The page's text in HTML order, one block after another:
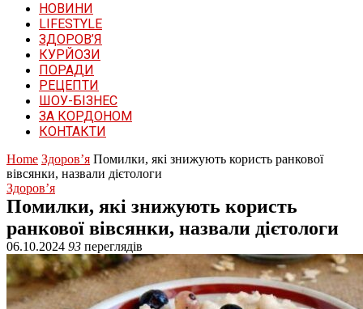
НОВИНИ
LIFESTYLE
ЗДОРОВ’Я
КУРЙОЗИ
ПОРАДИ
РЕЦЕПТИ
ШОУ-БІЗНЕС
ЗА КОРДОНОМ
КОНТАКТИ
Home Здоров’я Помилки, які знижують користь ранкової
вівсянки, назвали дієтологи
Здоров’я
Помилки, які знижують користь
ранкової вівсянки, назвали дієтологи
06.10.2024 93 переглядів